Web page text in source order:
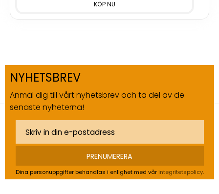
NYHETSBREV
Anmäl dig till vårt nyhetsbrev och ta del av de
senaste nyheterna!
PRENUMERERA
Dina personuppgifter behandlas i enlighet med vår integritetspolicy.